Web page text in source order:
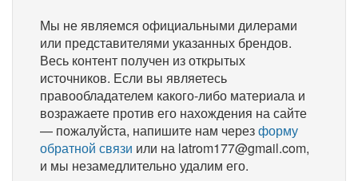
Мы не являемся официальными дилерами
или представителями указанных брендов.
Весь контент получен из открытых
источников. Если вы являетесь
правообладателем какого-либо материала и
возражаете против его нахождения на сайте
— пожалуйста, напишите нам черезформу
обратной связи или на latrom177@gmail.com,
и мы незамедлительно удалим его.